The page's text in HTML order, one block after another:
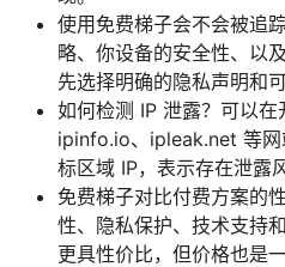
使用免费梯子会不会被追
略、你设备的安全性、以
先选择明确的隐私声明和
如何检测 IP 泄露？可以在
ipinfo.io、ipleak.net 等网
标区域 IP，表示存在泄露
免费梯子对比付费方案的
性、隐私保护、技术支持
更具性价比，但价格也是